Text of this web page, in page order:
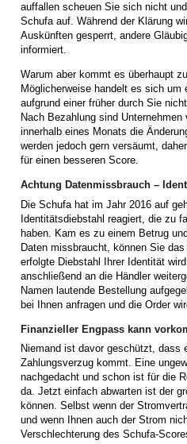
auffallen scheuen Sie sich nicht
Schufa auf. Während der Klärung
Auskünften gesperrt, andere
informiert.
Warum aber kommt es überhaupt
Möglicherweise handelt es sich um
aufgrund einer früher durch Sie
Nach Bezahlung sind
innerhalb eines Monats die
werden jedoch gern versäumt,
für einen besseren Score.
Achtung Datenmissbrauch –
Die Schufa hat im Jahr 2016 auf
Identitätsdiebstahl reagiert, die zu
haben. Kam es zu einem Betrug
Daten missbraucht, können Sie
erfolgte Diebstahl Ihrer Identität
anschließend an die Händler
Namen lautende Bestellung
bei Ihnen anfragen und die Order
Finanzieller Engpass kann
Niemand ist davor geschützt, dass
Zahlungsverzug kommt. Eine
nachgedacht und schon ist für die
da. Jetzt einfach abwarten ist der
können. Selbst wenn der
und wenn Ihnen auch der Strom
Verschlechterung des Schufa-